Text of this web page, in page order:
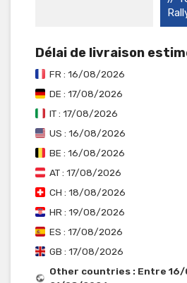
Délai de livraison
FR : 16/08/2026
DE : 17/08/2026
IT : 17/08/2026
US : 16/08/2026
BE : 16/08/2026
AT : 17/08/2026
CH : 18/08/2026
HR : 19/08/2026
ES : 17/08/2026
GB : 17/08/2026
Other countries : Entre